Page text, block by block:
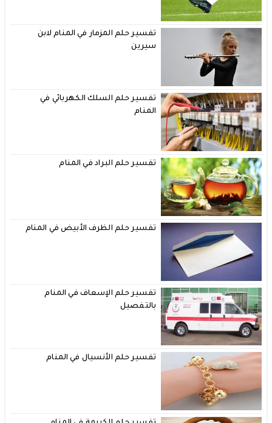
تفسير حلم المزمار في المنام لابن
سيرين
تفسير حلم السلك الكهربائي في
المنام
تفسير حلم البراد في المنام
تفسير حلم الظرف الأبيض في المنام
تفسير حلم الإسعاف في المنام
بالتفصيل
تفسير حلم الأنسيال في المنام